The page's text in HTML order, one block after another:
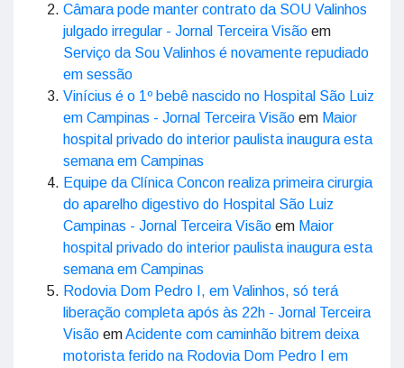
Câmara pode manter contrato da SOU Valinhos
julgado irregular - Jornal Terceira Visão em
Serviço da Sou Valinhos é novamente repudiado
em sessão
Vinícius é o 1º bebê nascido no Hospital São Luiz
em Campinas - Jornal Terceira Visão em Maior
hospital privado do interior paulista inaugura esta
semana em Campinas
Equipe da Clínica Concon realiza primeira cirurgia
do aparelho digestivo do Hospital São Luiz
Campinas - Jornal Terceira Visão em Maior
hospital privado do interior paulista inaugura esta
semana em Campinas
Rodovia Dom Pedro I, em Valinhos, só terá
liberação completa após às 22h - Jornal Terceira
Visão emAcidente com caminhão bitrem deixa
motorista ferido na Rodovia Dom Pedro I em